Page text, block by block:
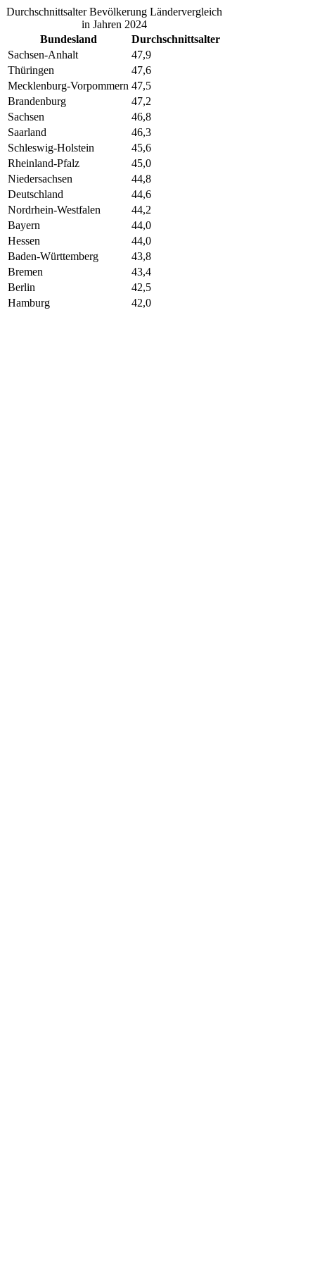
Durchschnittsalter Bevölkerung Ländervergleich
in Jahren 2024
Bundesland
Durchschnittsalter
Sachsen-Anhalt
47,9
Thüringen
47,6
Mecklenburg-Vorpommern 47,5
Brandenburg
47,2
Sachsen
46,8
Saarland
46,3
Schleswig-Holstein
45,6
Rheinland-Pfalz
45,0
Niedersachsen
44,8
Deutschland
44,6
Nordrhein-Westfalen
44,2
Bayern
44,0
Hessen
44,0
Baden-Württemberg
43,8
Bremen
43,4
Berlin
42,5
Hamburg
42,0